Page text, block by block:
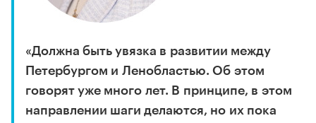
«Должна быть увязка в развитии между
Петербургом и Ленобластью. Об этом
говорят уже много лет. В принципе, в этом
направлении шаги делаются, но их пока